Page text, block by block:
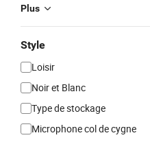
Plus
Style
Loisir
Noir et Blanc
Type de stockage
Microphone col de cygne